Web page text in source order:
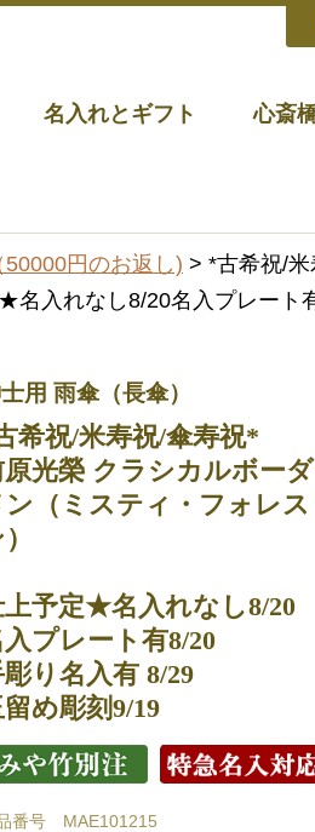
名入れとギフト 心斎
円のお返し) > *古希祝/
入れなし8/20名入プレート
用 雨傘（長傘）
希祝/米寿祝/傘寿祝*
光榮 クラシカルボー
ン（ミスティ・フォレ
予定★名入れなし8/20
プレート有8/20
り名入有 8/29
め彫刻9/19
番号 MAE101215